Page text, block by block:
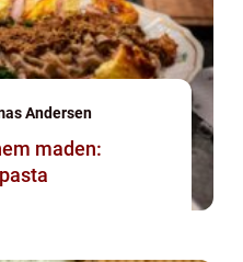
Andersen
maden: